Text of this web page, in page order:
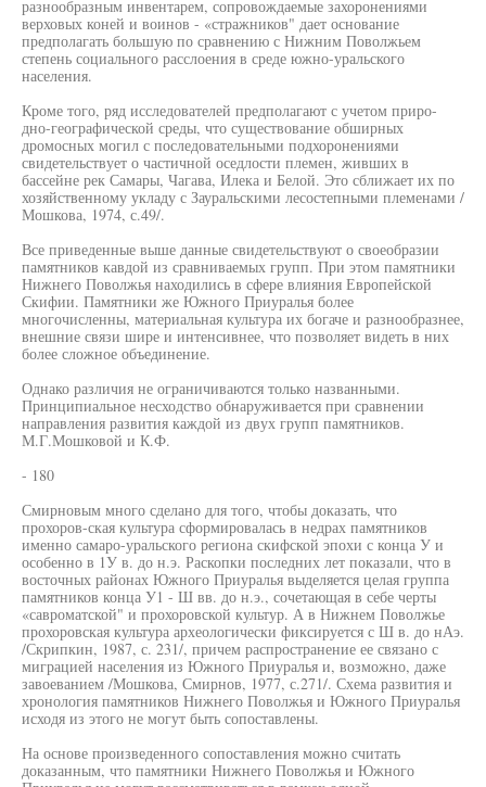
разнообразным инвентарем, сопровождаемые захоронениями
верховых коней и воинов - «стражников" дает основание
предполагать большую по сравнению с Нижним Поволжьем
степень социального расслоения в среде южно-уральского
населения.
Кроме того, ряд исследователей предполагают с учетом приро-
дно-географической среды, что существование обширных
дромосных могил с последовательными подхоронениями
свидетельствует о частичной оседлости племен, живших в
бассейне рек Самары, Чагава, Илека и Белой. Это сближает их по
хозяйственному укладу с Зауральскими лесостепными племенами /
Мошкова, 1974, с.49/.
Все приведенные выше данные свидетельствуют о своеобразии
памятников кавдой из сравниваемых групп. При этом памятники
Нижнего Поволжья находились в сфере влияния Европейской
Скифии. Памятники же Южного Приуралья более
многочисленны, материальная культура их богаче и разнообразнее,
внешние связи шире и интенсивнее, что позволяет видеть в них
более сложное объединение.
Однако различия не ограничиваются только названными.
Принципиальное несходство обнаруживается при сравнении
направления развития каждой из двух групп памятников.
М.Г.Мошковой и К.Ф.
- 180
Смирновым много сделано для того, чтобы доказать, что
прохоров-ская культура сформировалась в недрах памятников
именно самаро-уральского региона скифской эпохи с конца У и
особенно в 1У в. до н.э. Раскопки последних лет показали, что в
восточных районах Южного Приуралья выделяется целая группа
памятников конца У1 - Ш вв. до н.э., сочетающая в себе черты
«савроматской" и прохоровской культур. А в Нижнем Поволжье
прохоровская культура археологически фиксируется с Ш в. до нАэ.
/Скрипкин, 1987, с. 231/, причем распространение ее связано с
миграцией населения из Южного Приуралья и, возможно, даже
завоеванием /Мошкова, Смирнов, 1977, с.271/. Схема развития и
хронология памятников Нижнего Поволжья и Южного Приуралья
исходя из этого не могут быть сопоставлены.
На основе произведенного сопоставления можно считать
доказанным, что памятники Нижнего Поволжья и Южного